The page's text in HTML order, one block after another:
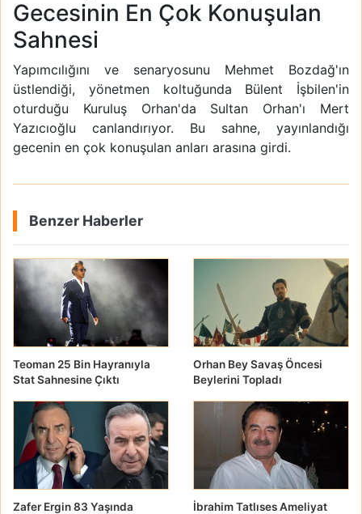
Gecesinin En Çok Konuşulan
Sahnesi
Yapımcılığını ve senaryosunu Mehmet Bozdağ'ın
üstlendiği, yönetmen koltuğunda Bülent İşbilen'in
oturduğu Kuruluş Orhan'da Sultan Orhan'ı Mert
Yazıcıoğlu canlandırıyor. Bu sahne, yayınlandığı
gecenin en çok konuşulan anları arasına girdi.
Benzer Haberler
Teoman 25 Bin Hayranıyla
Stat Sahnesine Çıktı
Orhan Bey Savaş Öncesi
Beylerini Topladı
Zafer Ergin 83 Yaşında
İbrahim Tatlıses Ameliyat